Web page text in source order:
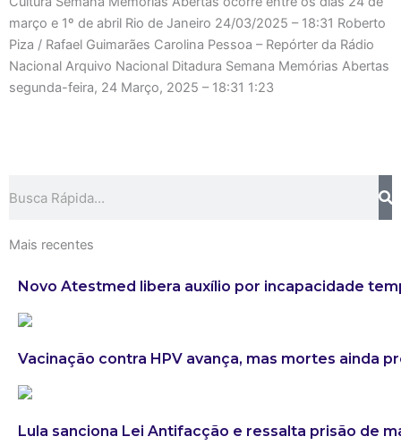
março e 1º de abril Rio de Janeiro 24/03/2025 – 18:31 Roberto
Piza / Rafael Guimarães Carolina Pessoa – Repórter da Rádio
Nacional Arquivo Nacional Ditadura Semana Memórias Abertas
segunda-feira, 24 Março, 2025 – 18:31 1:23
Mais recentes
Novo Atestmed libera auxílio por incapacidade
Vacinação contra HPV avança, mas mortes ainda
Lula sanciona Lei Antifacção e ressalta prisão de